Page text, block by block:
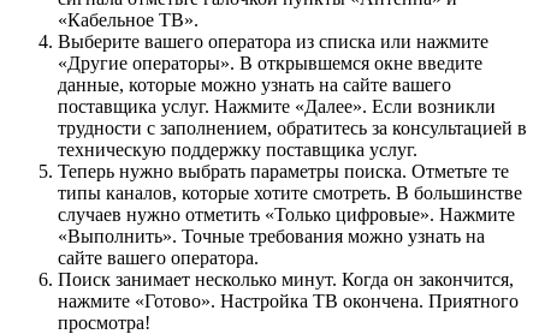
«Кабельное ТВ».
Выберите вашего оператора из списка или нажмите
«Другие операторы». В открывшемся окне введите
данные, которые можно узнать на сайте вашего
поставщика услуг. Нажмите «Далее». Если возникли
трудности с заполнением, обратитесь за консультацией в
техническую поддержку поставщика услуг.
Теперь нужно выбрать параметры поиска. Отметьте те
типы каналов, которые хотите смотреть. В большинстве
случаев нужно отметить «Только цифровые». Нажмите
«Выполнить». Точные требования можно узнать на
сайте вашего оператора.
Поиск занимает несколько минут. Когда он закончится,
нажмите «Готово». Настройка ТВ окончена. Приятного
просмотра!